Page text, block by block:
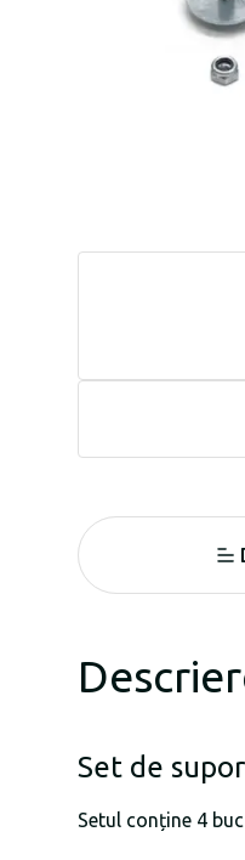
Set de
Setul conține 4